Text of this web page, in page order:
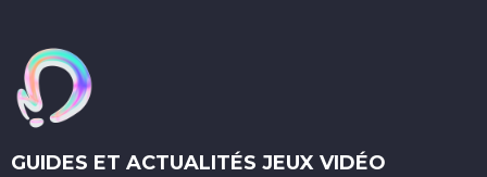
GUIDES ET ACTUALITÉS JEUX VIDÉO